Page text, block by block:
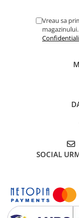
Vreau sa
SOCIAL